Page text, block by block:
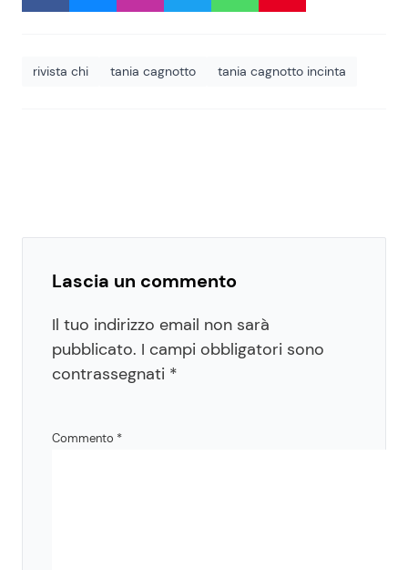
rivista chi tania cagnotto tania cagnotto incinta
Lascia un commento
Il tuo indirizzo email non sarà
pubblicato. I campi obbligatori sono
contrassegnati *
Commento *